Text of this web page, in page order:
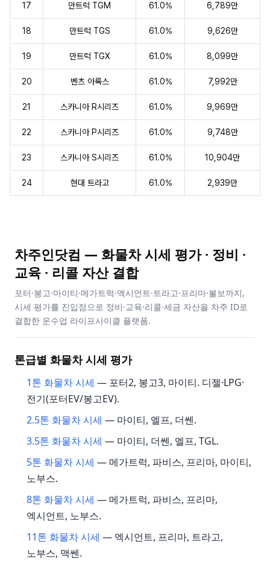
17 만트럭 TGM 61.0% 6,789만
18 만트럭 TGS 61.0% 9,626만
19 만트럭 TGX 61.0% 8,099만
20 벤츠 아록스 61.0% 7,992만
21 스카니아 R시리즈 61.0% 9,969만
22 스카니아 P시리즈 61.0% 9,748만
23 스카니아 S시리즈 61.0% 10,904만
24 현대 트라고 61.0% 2,939만
차주인닷컴 — 화물차 시세 평가 · 정비 ·
교육 · 리콜 자산 결합
포터·봉고·마이티·메가트럭·엑시언트·트라고·프리마·볼보까지,
시세 평가를 진입점으로 정비·교육·리콜·세금 자산을 차주 ID로
결합한 운수업 라이프사이클 플랫폼.
톤급별 화물차 시세 평가
1톤 화물차 시세 — 포터2, 봉고3, 마이티. 디젤·LPG·
전기(포터EV/봉고EV).
2.5톤 화물차 시세 — 마이티, 엘프, 더쎈.
3.5톤 화물차 시세 — 마이티, 더쎈, 엘프, TGL.
5톤 화물차 시세 — 메가트럭, 파비스, 프리마, 마이티,
노부스.
8톤 화물차 시세 — 메가트럭, 파비스, 프리마,
엑시언트, 노부스.
11톤 화물차 시세 — 엑시언트, 프리마, 트라고,
노부스, 맥쎈.